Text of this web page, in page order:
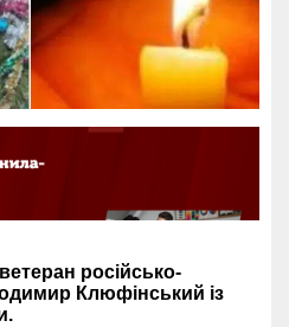
російсько-
Клюфінський із